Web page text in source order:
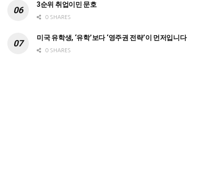
3순위 취업이민 문호
0 SHARES
미국 유학생, ‘유학’보다 ‘영주권 전략’이 먼저입니다
0 SHARES